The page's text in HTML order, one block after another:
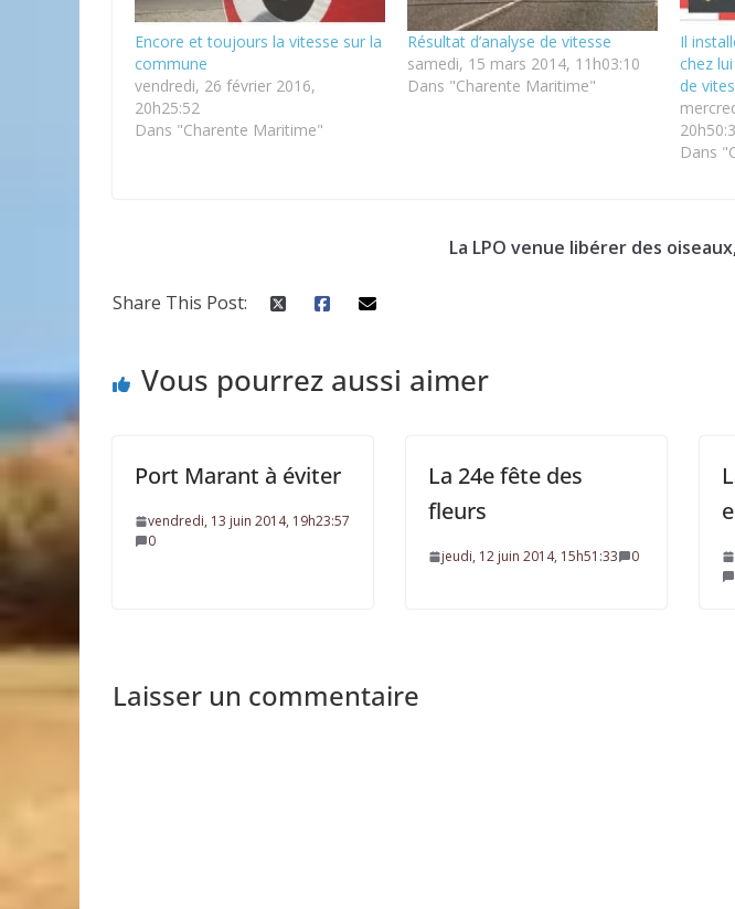
Encore et toujours la vitesse sur la
commune
vendredi, 26 février 2016,
20h25:52
Dans "Charente Maritime"
Résultat d’analyse de vitesse
samedi, 15 mars 2014, 11h03:10
Dans "Charente Maritime"
Il
chez
de
Dans
La LPO venue libérer des
Share This Post:
Vous pourrez aussi aimer
Port Marant à éviter
vendredi, 13 juin 2014, 19h23:57
0
La 24e fête des
fleurs
jeudi, 12 juin 2014, 15h51:33 0
Laisser un commentaire